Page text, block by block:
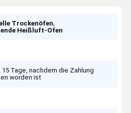
Trockenöfen,
Heißluft-Ofen
15 Tage, nachdem die Zahlung
worden ist